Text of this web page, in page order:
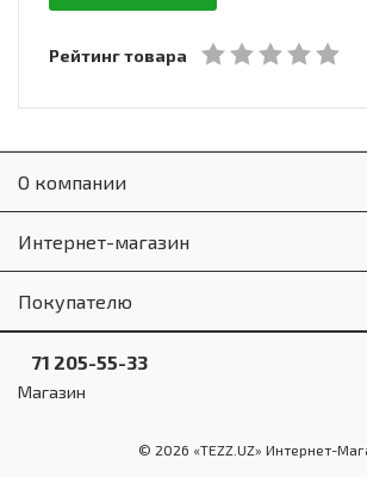
Рейтинг товара
О компании
Интернет-магазин
Покупателю
71 205-55-33
Магазин
© 2026 «TEZZ.UZ» Интернет-